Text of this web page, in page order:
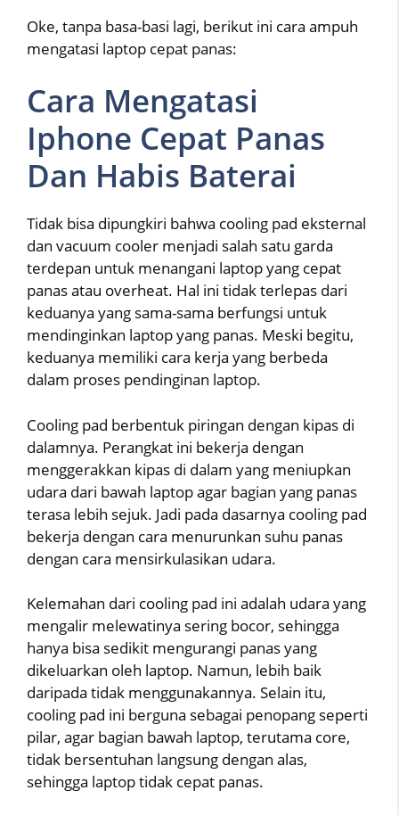
Oke, tanpa basa-basi lagi, berikut ini cara ampuh
mengatasi laptop cepat panas:
Cara Mengatasi
Iphone Cepat Panas
Dan Habis Baterai
Tidak bisa dipungkiri bahwa cooling pad eksternal
dan vacuum cooler menjadi salah satu garda
terdepan untuk menangani laptop yang cepat
panas atau overheat. Hal ini tidak terlepas dari
keduanya yang sama-sama berfungsi untuk
mendinginkan laptop yang panas. Meski begitu,
keduanya memiliki cara kerja yang berbeda
dalam proses pendinginan laptop.
Cooling pad berbentuk piringan dengan kipas di
dalamnya. Perangkat ini bekerja dengan
menggerakkan kipas di dalam yang meniupkan
udara dari bawah laptop agar bagian yang panas
terasa lebih sejuk. Jadi pada dasarnya cooling pad
bekerja dengan cara menurunkan suhu panas
dengan cara mensirkulasikan udara.
Kelemahan dari cooling pad ini adalah udara yang
mengalir melewatinya sering bocor, sehingga
hanya bisa sedikit mengurangi panas yang
dikeluarkan oleh laptop. Namun, lebih baik
daripada tidak menggunakannya. Selain itu,
cooling pad ini berguna sebagai penopang seperti
pilar, agar bagian bawah laptop, terutama core,
tidak bersentuhan langsung dengan alas,
sehingga laptop tidak cepat panas.